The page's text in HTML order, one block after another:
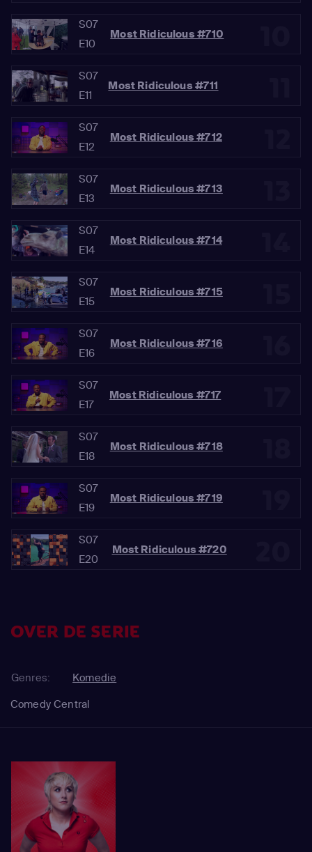
S07
E10
Most Ridiculous #710
S07
E11
Most Ridiculous #711
S07
E12
Most Ridiculous #712
S07
E13
Most Ridiculous #713
S07
E14
Most Ridiculous #714
S07
E15
Most Ridiculous #715
S07
E16
Most Ridiculous #716
S07
E17
Most Ridiculous #717
S07
E18
Most Ridiculous #718
S07
E19
Most Ridiculous #719
S07
E20
Most Ridiculous #720
OVER DE SERIE
Genres:
Komedie
Comedy Central